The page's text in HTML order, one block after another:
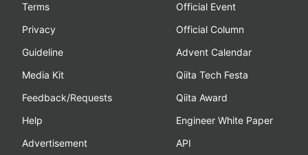
Terms
Privacy
Guideline
Media Kit
Feedback/Requests
Help
Advertisement
Official Event
Official Column
Advent Calendar
Qiita Tech Festa
Qiita Award
Engineer White Paper
API